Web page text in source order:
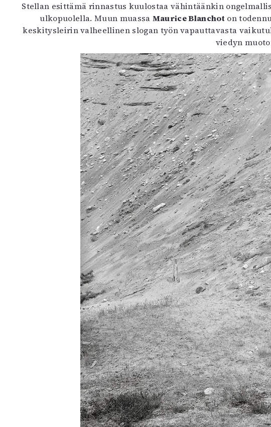
Stellan esittämä rinnastus kuulostaa vähintäänkin
ulkopuolella. Muun muassa Maurice Blanchoton
keskitysleirin valheellinen slogan työn vapauttavasta
viedyn